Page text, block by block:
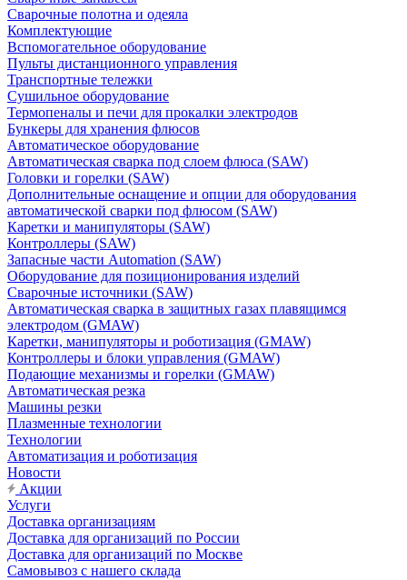
Сварочные полотна и одеяла
Комплектующие
Вспомогательное оборудование
Пульты дистанционного управления
Транспортные тележки
Сушильное оборудование
Термопеналы и печи для прокалки электродов
Бункеры для хранения флюсов
Автоматическое оборудование
Автоматическая сварка под слоем флюса (SAW)
Головки и горелки (SAW)
Дополнительные оснащение и опции для оборудования
автоматической сварки под флюсом (SAW)
Каретки и манипуляторы (SAW)
Контроллеры (SAW)
Запасные части Automation (SAW)
Оборудование для позиционирования изделий
Сварочные источники (SAW)
Автоматическая сварка в защитных газах плавящимся
электродом (GMAW)
Каретки, манипуляторы и роботизация (GMAW)
Контроллеры и блоки управления (GMAW)
Подающие механизмы и горелки (GMAW)
Автоматическая резка
Машины резки
Плазменные технологии
Технологии
Автоматизация и роботизация
Новости
Акции
Услуги
Доставка организациям
Доставка для организаций по России
Доставка для организаций по Москве
Самовывоз с нашего склада